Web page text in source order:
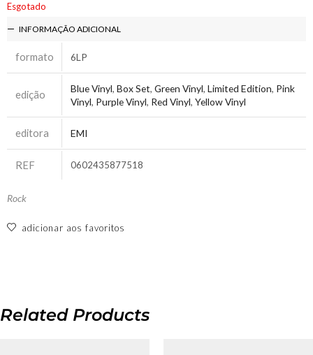
Esgotado
INFORMAÇÃO ADICIONAL
formato 6LP
edição Blue Vinyl, Box Set, Green Vinyl, Limited Edition, Pink
Vinyl, Purple Vinyl, Red Vinyl, Yellow Vinyl
editora EMI
REF 0602435877518
Rock
adicionar aos favoritos
Related Products